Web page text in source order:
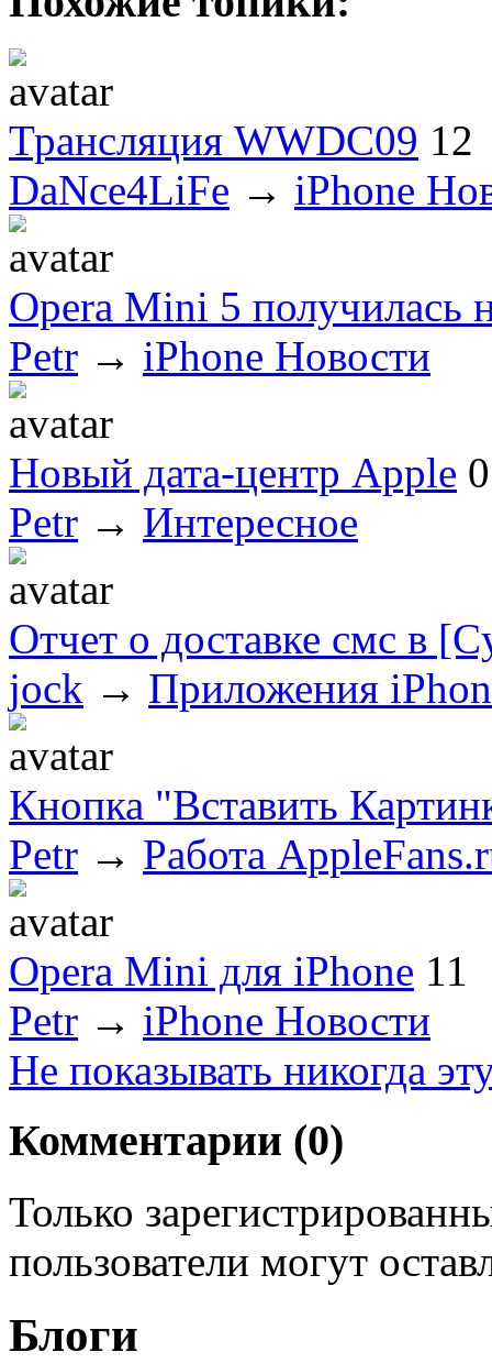
Трансляция WWDC09 12
DaNce4LiFe → iPhone
Opera Mini 5 получилась
Petr → iPhone Новости
Новый дата-центр Apple 0
Petr → Интересное
Отчет о доставке смс в
jock → Приложения
Кнопка "Вставить
Petr → Работа
Opera Mini для iPhone 11
Petr → iPhone Новости
Не показывать никогда
Комментарии (0)
Только
пользователи могут
Блоги